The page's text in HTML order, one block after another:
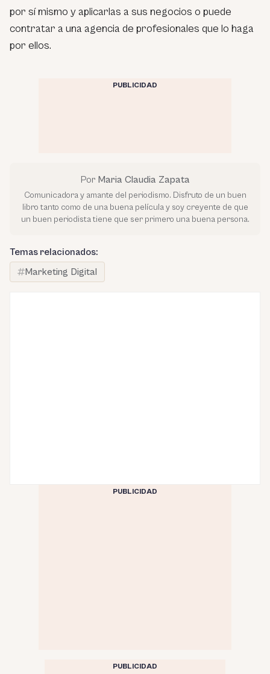
por sí mismo y aplicarlas a sus negocios o puede
contratar a una agencia de profesionales que lo haga
por ellos.
PUBLICIDAD
Por Maria Claudia Zapata
Comunicadora y amante del periodismo. Disfruto de un buen
libro tanto como de una buena película y soy creyente de que
un buen periodista tiene que ser primero una buena persona.
Temas relacionados:
Marketing Digital
PUBLICIDAD
PUBLICIDAD